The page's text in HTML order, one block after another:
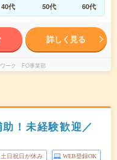
40代 50代 60代
詳しく見る
ワーク FO事業部
！未経験歓迎／
土日祝日が休み WEB登録OK